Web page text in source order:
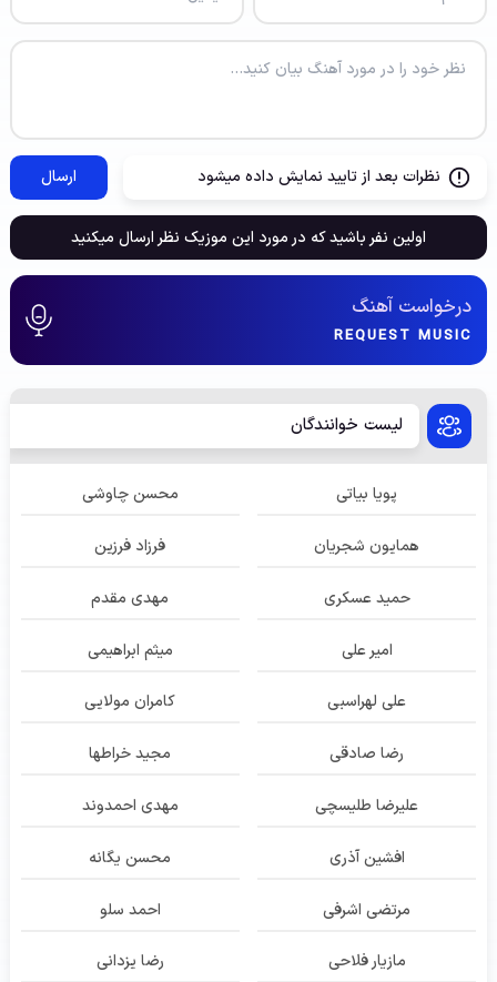
نظرات بعد از تایید نمایش داده میشود ارسال
اولین نفر باشید که در مورد این موزیک نظر ارسال میکنید
درخواست آهنگ
REQUEST MUSIC
لیست خوانندگان
پویا بیاتی محسن چاوشی
همایون شجریان فرزاد فرزین
حمید عسکری مهدی مقدم
امیر علی میثم ابراهیمی
علی لهراسبی کامران مولایی
رضا صادقی مجید خراطها
علیرضا طلیسچی مهدی احمدوند
افشین آذری محسن یگانه
مرتضی اشرفی احمد سلو
مازیار فلاحی رضا یزدانی